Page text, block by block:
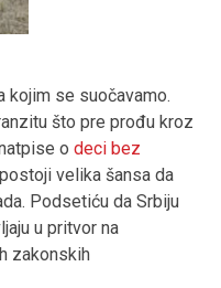
kojim se suočavamo.
što pre prođu kroz
o deci bez
velika šansa da
Podsetiću da Srbiju
u pritvor na
zakonskih